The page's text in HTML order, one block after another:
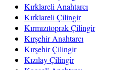
Kırklareli Anahtarcı
Kırklareli Çilingir
Kırmızıtoprak Çilingir
Kırşehir Anahtarcı
Kırşehir Çilingir
Kızılay Çilingir